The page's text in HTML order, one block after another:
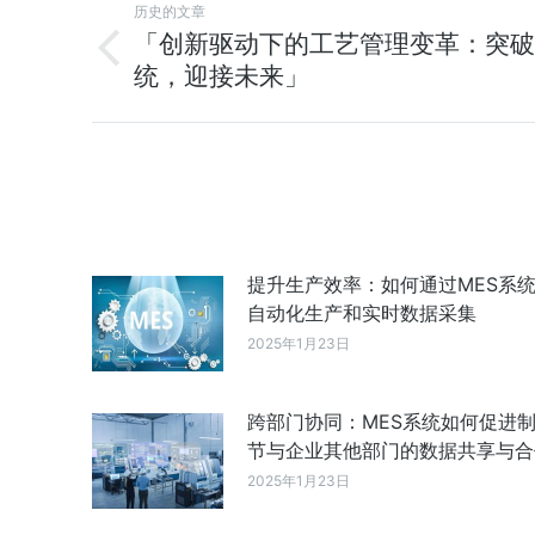
历史的文章
「创新驱动下的工艺管理变革：突
统，迎接未来」
提升生产效率：如何通过MES系
自动化生产和实时数据采集
2025年1月23日
跨部门协同：MES系统如何促进
节与企业其他部门的数据共享与
2025年1月23日